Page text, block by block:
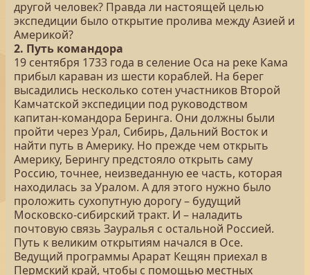
другой человек? Правда ли настоящей целью
экспедиции было открытие пролива между Азией и
Америкой?
2. Путь командора
19 сентября 1733 года в селение Оса на реке Кама
прибыл караван из шести кораблей. На берег
высадились несколько сотен участников Второй
Камчатской экспедиции под руководством
капитан-командора Беринга. Они должны были
пройти через Урал, Сибирь, Дальний Восток и
найти путь в Америку. Но прежде чем открыть
Америку, Берингу предстояло открыть саму
Россию, точнее, неизведанную ее часть, которая
находилась за Уралом. А для этого нужно было
проложить сухопутную дорогу – будущий
Московско-сибирский тракт. И – наладить
почтовую связь Зауралья с остальной Россией.
Путь к великим открытиям начался в Осе.
Ведущий программы Арарат Кещян приехал в
Пермский край, чтобы с помощью местных